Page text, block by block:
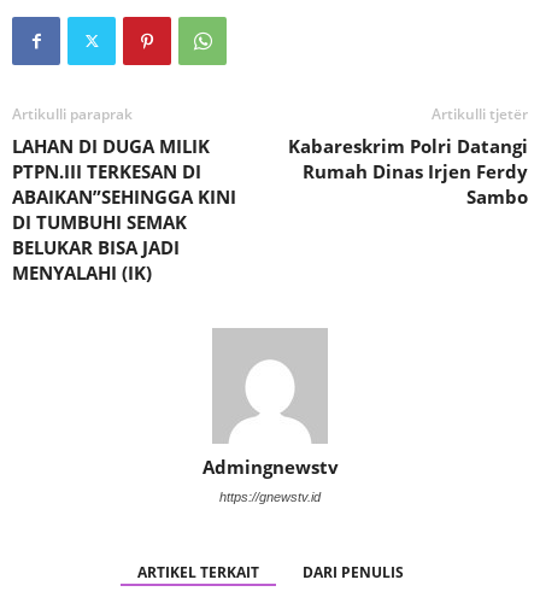
Artikulli paraprak
LAHAN DI DUGA MILIK
PTPN.III TERKESAN DI
ABAIKAN”SEHINGGA KINI
DI TUMBUHI SEMAK
BELUKAR BISA JADI
MENYALAHI (IK)
Artikulli tjetër
Kabareskrim Polri Datangi
Rumah Dinas Irjen Ferdy
Sambo
Admingnewstv
https://gnewstv.id
ARTIKEL TERKAIT DARI PENULIS